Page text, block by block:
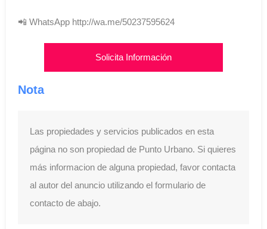
📲 WhatsApp http://wa.me/50237595624
Solicita Información
Nota
Las propiedades y servicios publicados en esta
página no son propiedad de Punto Urbano. Si quieres
más informacion de alguna propiedad, favor contacta
al autor del anuncio utilizando el formulario de
contacto de abajo.